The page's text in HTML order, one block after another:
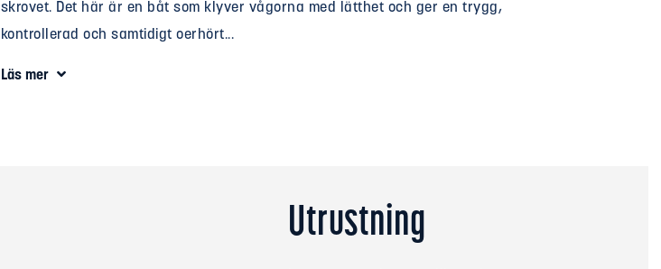
skrovet. Det här är en båt som klyver vågorna med lätthet och ger en trygg,
kontrollerad och samtidigt oerhört...
Läs mer
Utrustning